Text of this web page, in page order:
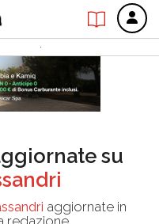
su
aggiornate in
redazione